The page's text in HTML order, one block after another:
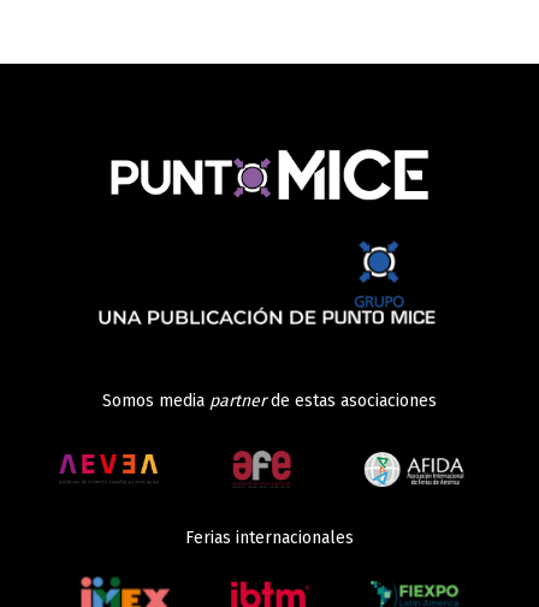
Somos media partnerde estas asociaciones
Ferias internacionales